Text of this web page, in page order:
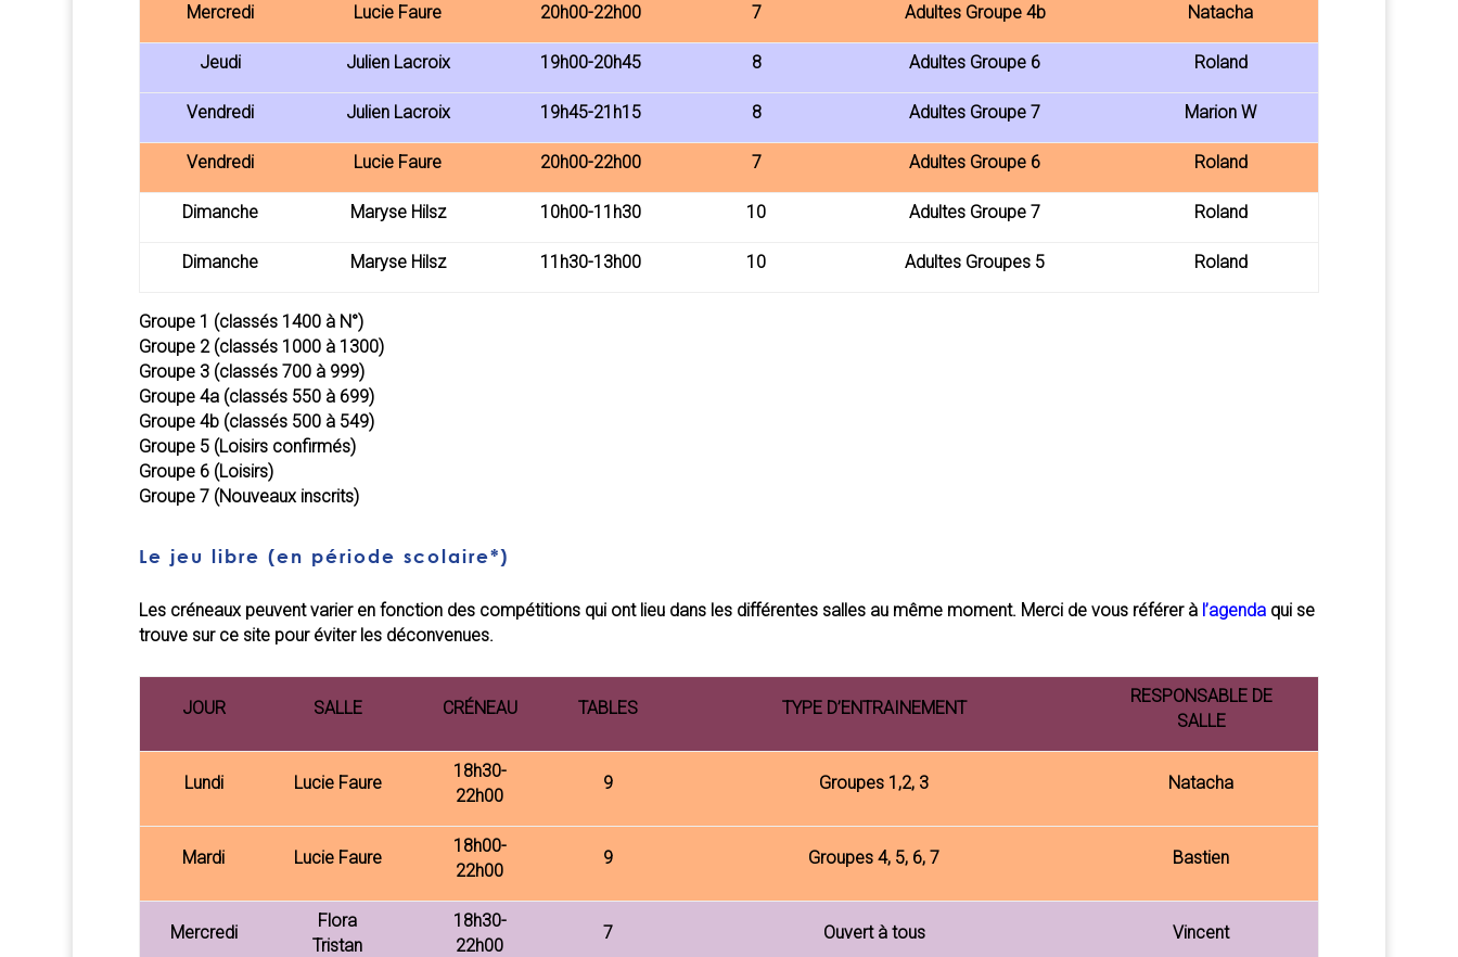
Mercredi Lucie Faure 20h00-22h00 7 Adultes Groupe 4b Natacha
Jeudi Julien Lacroix 19h00-20h45 8 Adultes Groupe 6 Roland
Vendredi Julien Lacroix 19h45-21h15 8 Adultes Groupe 7 Marion W
Vendredi Lucie Faure 20h00-22h00 7 Adultes Groupe 6 Roland
Dimanche Maryse Hilsz 10h00-11h30 10 Adultes Groupe 7 Roland
Dimanche Maryse Hilsz 11h30-13h00 10 Adultes Groupes 5 Roland
Groupe 1 (classés 1400 à N°)
Groupe 2(classés 1000 à 1300)
Groupe 3(classés 700 à 999)
Groupe 4a(classés 550 à 699)
Groupe 4b(classés 500 à 549)
Groupe 5(Loisirs confirmés)
Groupe 6(Loisirs)
Groupe 7(Nouveaux inscrits)
Le jeu libre (en période scolaire*)
Les créneaux peuvent varier en fonction des compétitions qui ont lieu dans les différentes salles au même moment. Merci de vous référer à l’agendaqui se
trouve sur ce sitepour éviter les déconvenues.
JOUR SALLE CRÉNEAU TABLES TYPE D’ENTRAINEMENT
RESPONSABLE DE
SALLE
Lundi Lucie Faure
18h30-
22h00
9 Groupes 1,2, 3 Natacha
Mardi Lucie Faure
18h00-
22h00
9 Groupes 4, 5, 6, 7 Bastien
Mercredi
Flora
Tristan
18h30-
22h00
7 Ouvert à tous Vincent